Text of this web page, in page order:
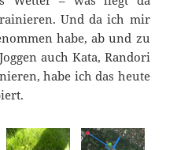
Und da ich mir
habe, ab und zu
auch Kata, Randori
habe ich das heute